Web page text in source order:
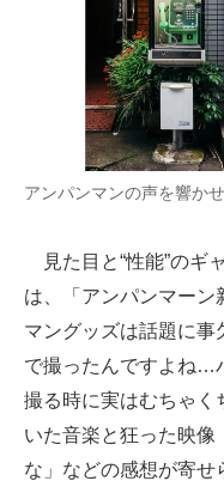
アンパンマンの声を響か
見た目と“性能”のギ
は、「アンパンマーン
マングッズは話題に事
で撮ったんですよね…
撮る時に実はむちゃく
いた音楽と狂った映
な」などの感想が寄せ